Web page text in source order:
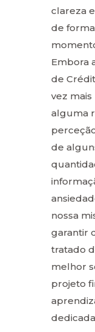
clareza
de
Embora
de
vez mais
alguma
de
nossa
garantir
tratado
melhor
projeto